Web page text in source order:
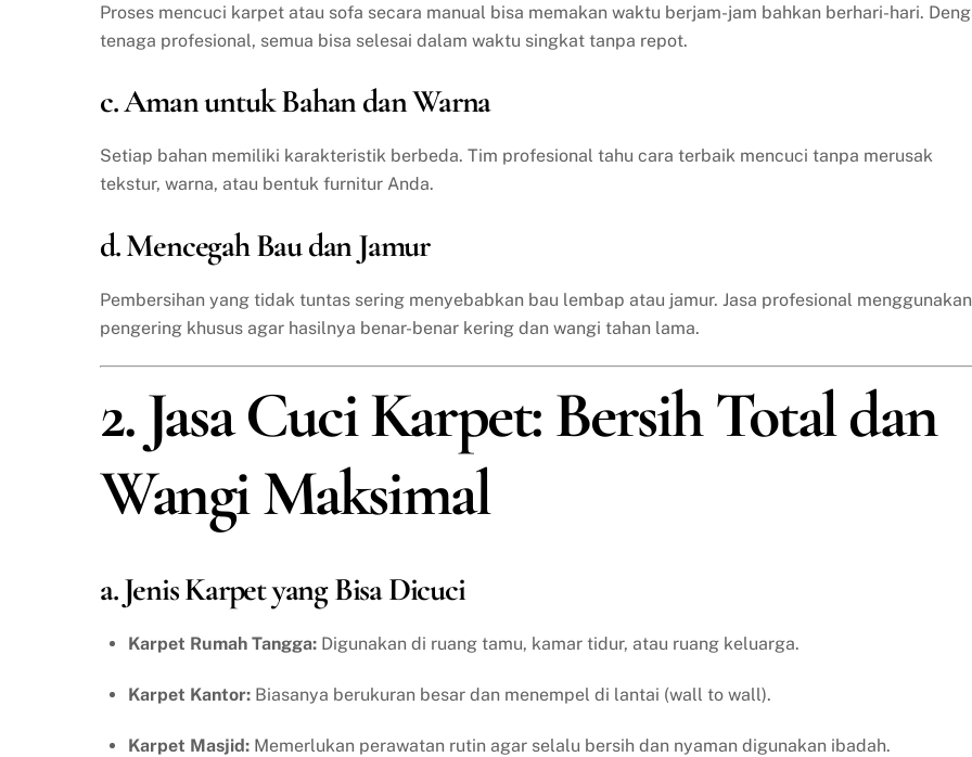
Proses mencuci karpet atau sofa secara manual bisa memakan waktu berjam-jam bahkan berhari-hari.
tenaga profesional, semua bisa selesai dalam waktu singkat tanpa repot.
c. Aman untuk Bahan dan Warna
Setiap bahan memiliki karakteristik berbeda. Tim profesional tahu cara terbaik mencuci tanpa merusak
tekstur, warna, atau bentuk furnitur Anda.
d. Mencegah Bau dan Jamur
Pembersihan yang tidak tuntas sering menyebabkan bau lembap atau jamur. Jasa profesional menggunakan
pengering khusus agar hasilnya benar-benar kering dan wangi tahan lama.
2. Jasa Cuci Karpet: Bersih Total dan
Wangi Maksimal
a. Jenis Karpet yang Bisa Dicuci
Karpet Rumah Tangga:Digunakan di ruang tamu, kamar tidur, atau ruang keluarga.
Karpet Kantor:Biasanya berukuran besar dan menempel di lantai (wall to wall).
Karpet Masjid:Memerlukan perawatan rutin agar selalu bersih dan nyaman digunakan ibadah.